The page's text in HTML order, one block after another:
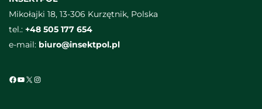
Mikołajki 18, 13-306 Kurzętnik, Polska
tel.: +48 505 177 654
e-mail: biuro@insektpol.pl
Facebook
YouTube
X Instagram